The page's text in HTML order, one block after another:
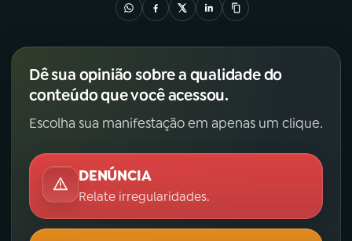
Dê sua opinião sobre a qualidade do
conteúdo que você acessou.
Escolha sua manifestação em apenas um clique.
DENÚNCIA
Relate irregularidades.